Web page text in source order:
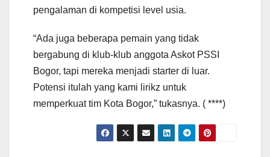
pengalaman di kompetisi level usia.
“Ada juga beberapa pemain yang tidak
bergabung di klub-klub anggota Askot PSSI
Bogor, tapi mereka menjadi starter di luar.
Potensi itulah yang kami lirikz untuk
memperkuat tim Kota Bogor,” tukasnya. ( ****)